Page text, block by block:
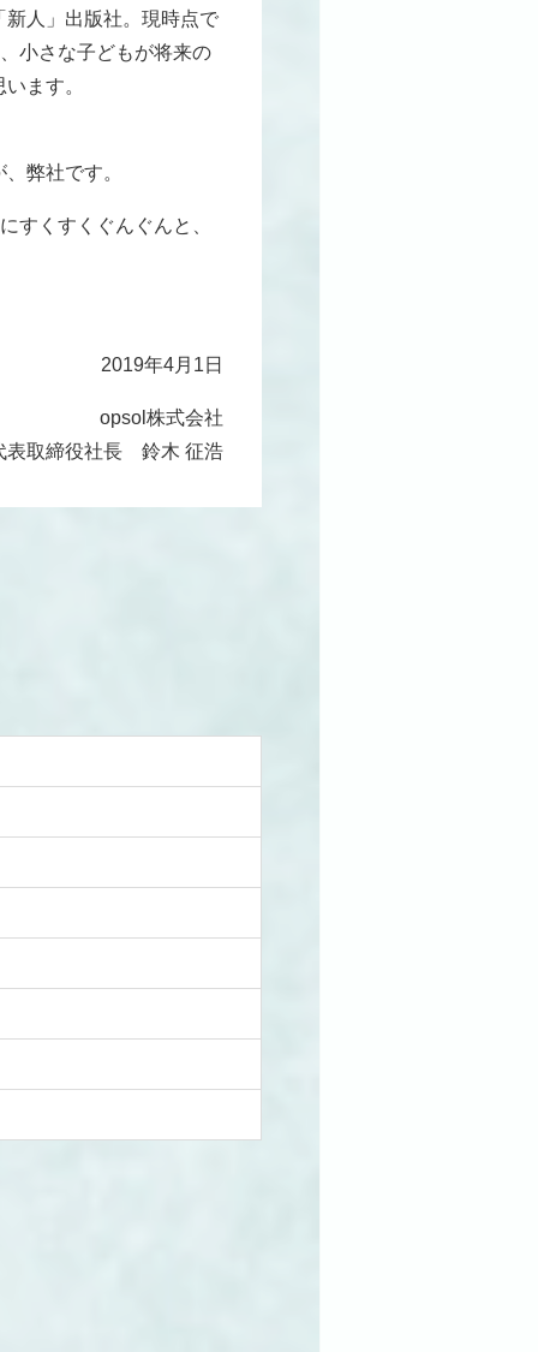
人」出版社。現時点で
小さな子どもが将来の
ます。
弊社です。
すくすくぐんぐんと、
2019年4月1日
opsol株式会社
表取締役社長 鈴木 征浩